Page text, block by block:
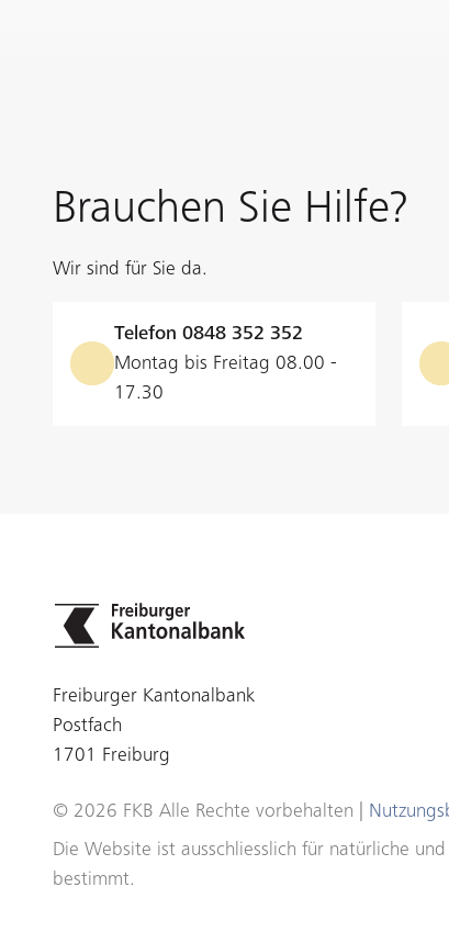
Brauchen Sie Hilfe?
Wir sind für Sie da.
Telefon 0848 352 352
Montag bis Freitag 08.00 -
17.30
Freiburger Kantonalbank
Postfach
1701 Freiburg
© 2026 FKB Alle Rechte vorbehalten |
Die Website ist ausschliesslich für natürliche
bestimmt.